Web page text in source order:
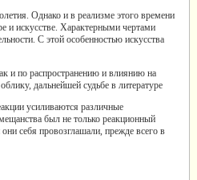
Однако и в реализме этого времени
и искусстве. Характерными чертами
С этой особенностью искусства
и по распространению и влиянию на
дальнейшей судьбе в литературе
усиливаются различные
был не только реакционный
себя провозглашали, прежде всего в